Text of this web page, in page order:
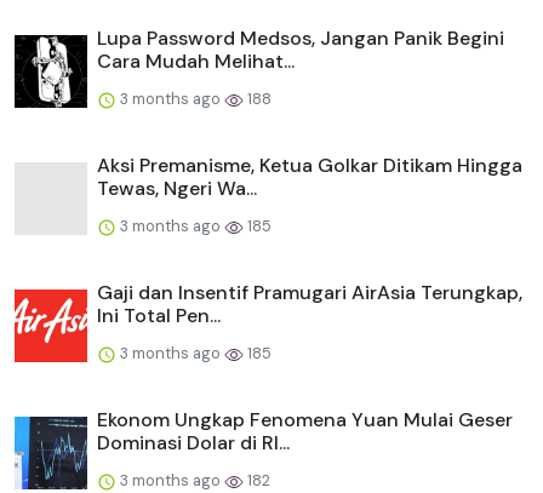
Lupa Password Medsos, Jangan Panik Begini
Cara Mudah Melihat...
3 months ago 188
Aksi Premanisme, Ketua Golkar Ditikam Hingga
Tewas, Ngeri Wa...
3 months ago 185
Gaji dan Insentif Pramugari AirAsia Terungkap,
Ini Total Pen...
3 months ago 185
Ekonom Ungkap Fenomena Yuan Mulai Geser
Dominasi Dolar di RI...
3 months ago 182